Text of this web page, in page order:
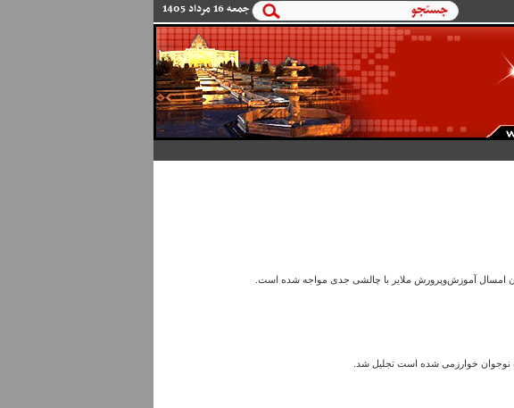
جمعه 16 مرداد 1405 فرم جستجو
جستجو
امسال آموزش‌وپرورش ملایر با چالشی جدی مواجه شده است.
نوجوان خوارزمی شده است تجلیل شد.